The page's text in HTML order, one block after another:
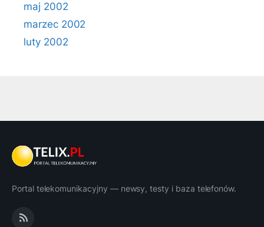
maj 2002
marzec 2002
luty 2002
Portal telekomunikacyjny — newsy, testy i baza telefonów.